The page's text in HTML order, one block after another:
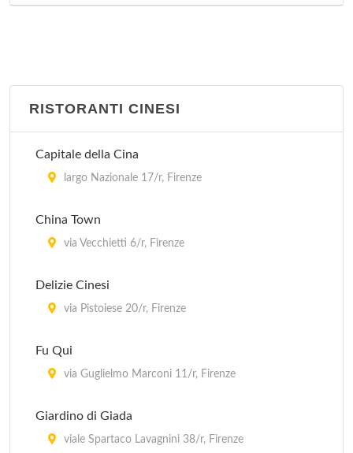
RISTORANTI CINESI
Capitale della Cina
largo Nazionale 17/r, Firenze
China Town
via Vecchietti 6/r, Firenze
Delizie Cinesi
via Pistoiese 20/r, Firenze
Fu Qui
via Guglielmo Marconi 11/r, Firenze
Giardino di Giada
viale Spartaco Lavagnini 38/r, Firenze